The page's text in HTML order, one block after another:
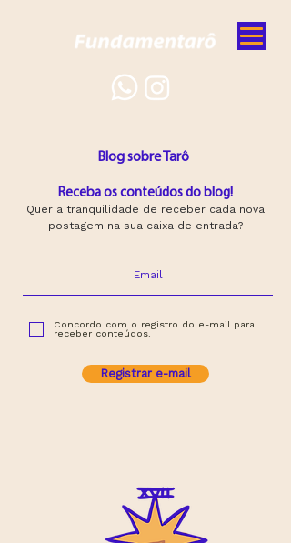
Blog sobre Tarô
Receba os conteúdos do blog!
Quer a tranquilidade de receber cada nova
postagem na sua caixa de entrada?
Concordo com o registro do e-mail para
receber conteúdos.
Registrar e-mail